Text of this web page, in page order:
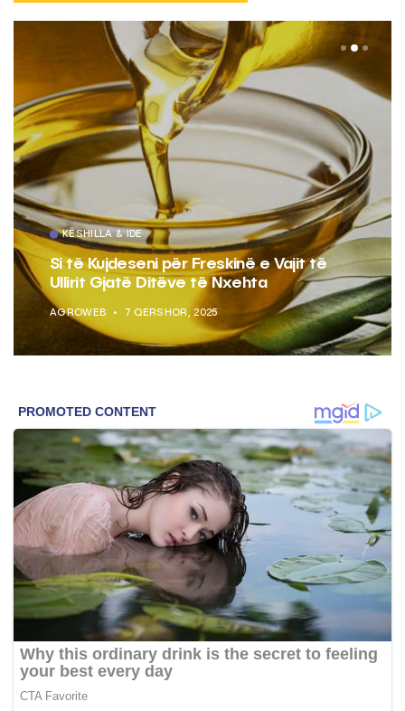
KËSHILLA & IDE
Si të Kujdeseni për Freskinë e Vajit të
Ullirit Gjatë Ditëve të Nxehta
AGROWEB 7 QERSHOR, 2025